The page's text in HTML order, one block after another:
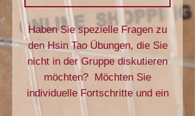
Haben Sie spezielle Fragen zu
den Hsin Tao Übungen, die Sie
nicht in der Gruppe diskutieren
möchten? Möchten Sie
individuelle Fortschritte und ein
tieferes Verständnis ihrer Hsin